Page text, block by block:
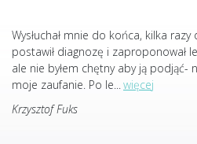
Wysłuchał mnie do końca, kilka
postawił diagnozę i zaproponował
ale nie byłem chętny aby ją podjąć-
moje zaufanie. Po le...więcej
Krzysztof Fuks